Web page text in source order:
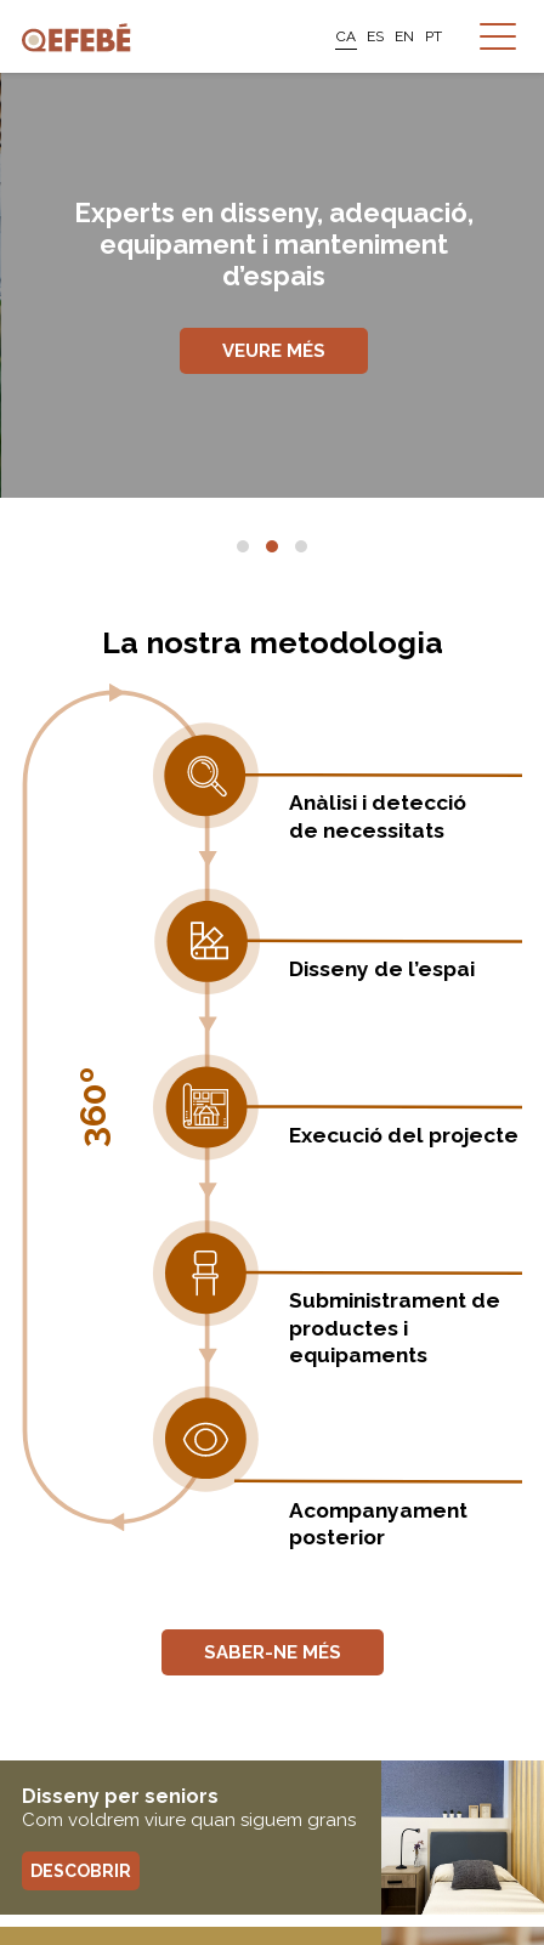
CA ES EN PT
Experts en disseny, adequació,
equipament i manteniment
d’espais
VEURE MÉS
La nostra metodologia
Anàlisi i detecció
de necessitats
Acompanyament
posterior
Disseny de l’espai
Execució del projecte
Subministrament de
productes i
equipaments
360º
SABER-NE MÉS
Disseny per seniors
Com voldrem viure quan siguem grans
DESCOBRIR